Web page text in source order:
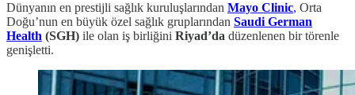
Dünyanın en prestijli sağlık kuruluşlarından Mayo Clinic, Orta
Doğu’nun en büyük özel sağlık gruplarından Saudi German
Health (SGH) ile olan iş birliğini Riyad’da düzenlenen bir törenle
genişletti.